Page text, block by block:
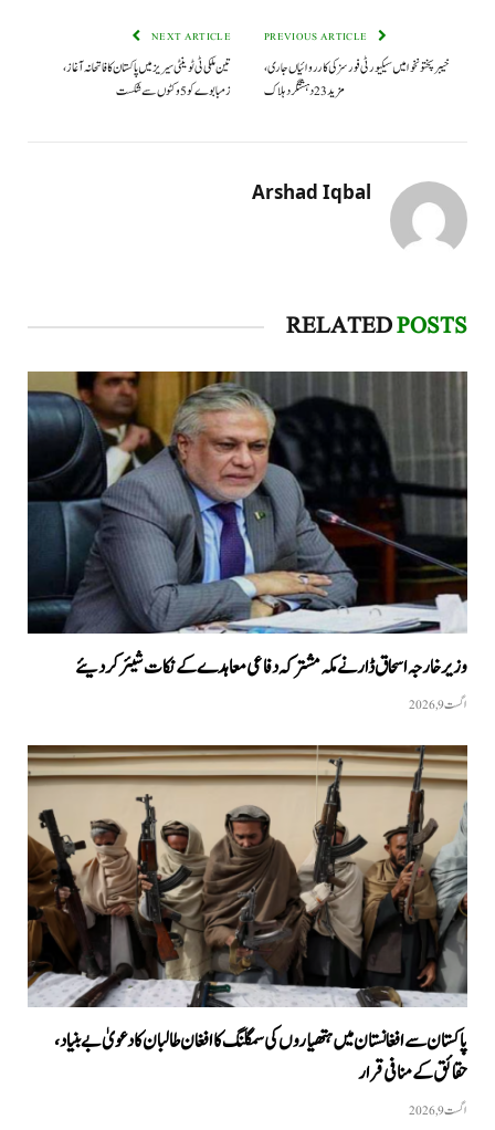
خیبرپختونخوا میں سیکیورٹی فورسز کی کارروائیاں جاری،
مزید 23 دہشتگرد ہلاک
NEXT ARTICLE
تین ملکی ٹی ٹوینٹی سیریز میں پاکستان کا فاتحانہ آغاز،
زمبابوے کو 5 وکٹوں سے شکست
Arshad Iqbal
RELATEDPOSTS
وزیر خارجہ اسحاق ڈار نے مکہ مشترکہ دفاعی معاہدے کے نکات شیئر کردیئے
اگست 9, 2026
پاکستان سے افغانستان میں ہتھیاروں کی سمگلنگ کا افغان طالبان کا دعویٰ بے بنیاد،
حقائق کے منافی قرار
اگست 9, 2026